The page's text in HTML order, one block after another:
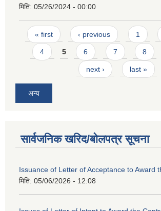
मिति: 05/26/2024 - 00:00
Pages
« first ‹ previous 1
4 5 6 7 8
next › last »
अन्य
सार्वजनिक खरिद/बोलपत्र सूचना
Issuance of Letter of Acceptance to Award
मिति: 05/06/2026 - 12:08